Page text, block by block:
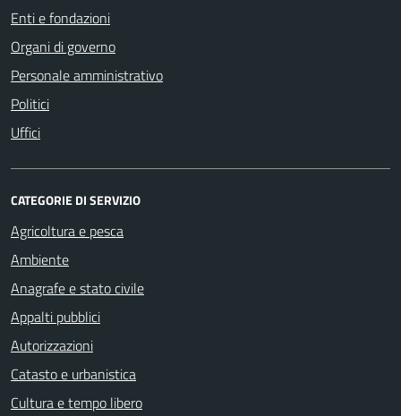
Enti e fondazioni
Organi di governo
Personale amministrativo
Politici
Uffici
CATEGORIE DI SERVIZIO
Agricoltura e pesca
Ambiente
Anagrafe e stato civile
Appalti pubblici
Autorizzazioni
Catasto e urbanistica
Cultura e tempo libero